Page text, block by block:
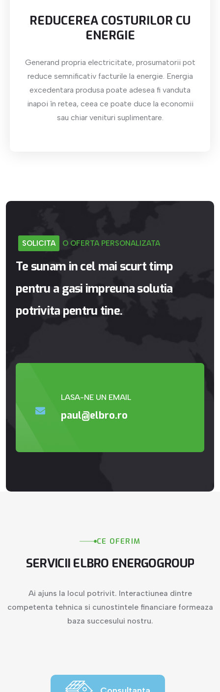
REDUCEREA COSTURILOR CU
ENERGIE
Generand propria electricitate, prosumatorii pot
reduce semnificativ facturile la energie. Energia
excedentara produsa poate adesea fi vanduta
inapoi în retea, ceea ce poate duce la economii
sau chiar venituri suplimentare.
SOLICITA O OFERTA PERSONALIZATA
Te sunam incel mai scurttimp
pentru a gasi impreunasolutia
potrivita pentru tine.
LASA-NE UN EMAIL
paul@elbro.ro
CE OFERIM
SERVICII ELBRO ENERGOGROUP
Ai ajuns la locul potrivit. Interactiunea dintre
competenta tehnica si cunostintele financiare formeaza
baza succesului nostru.